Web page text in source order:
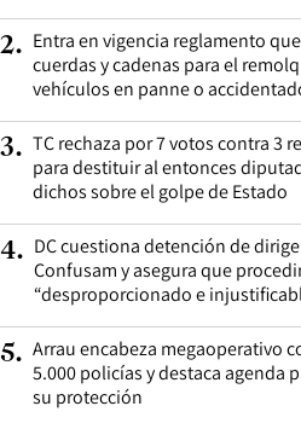
2. Entra en vigencia reglamento
cuerdas y cadenas para el
vehículos en panne o
3. TC rechaza por 7 votos contra 3
para destituir al entonces
dichos sobre el golpe de Estado
4. DC cuestiona detención de
Confusam y asegura que
“desproporcionado e
5. Arrau encabeza megaoperativo
5.000 policías y destaca agenda
su protección